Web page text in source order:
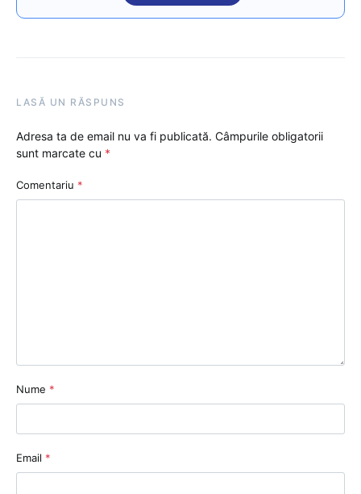
LASĂ UN RĂSPUNS
Adresa ta de email nu va fi publicată. Câmpurile obligatorii
sunt marcate cu *
Comentariu *
Nume *
Email *